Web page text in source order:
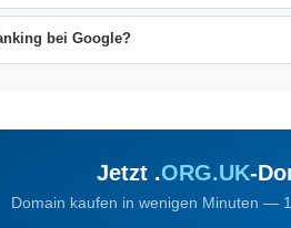
bei Google?
Jetzt .ORG.UK-
Domain kaufen in wenigen Minuten —